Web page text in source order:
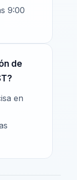
9:00
de
en